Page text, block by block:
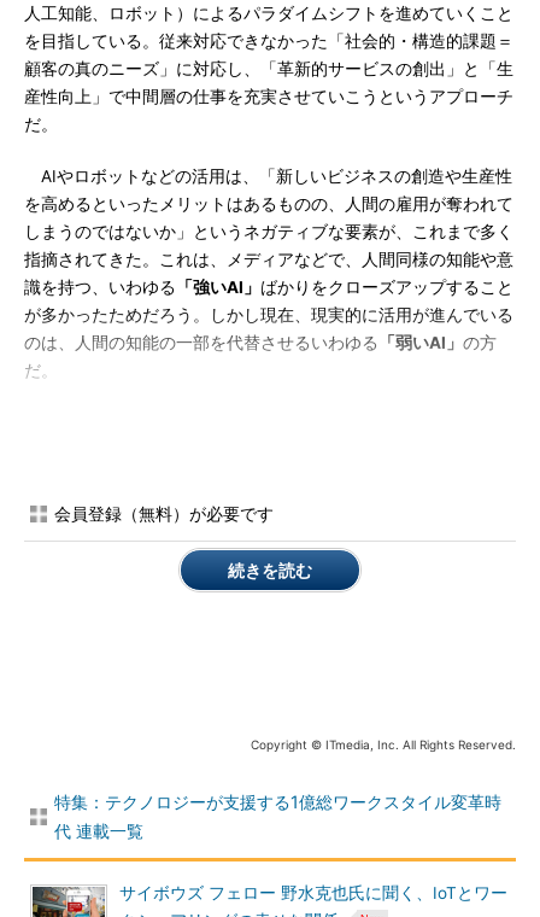
人工知能、ロボット）によるパラダイムシフトを進めていくこと
を目指している。従来対応できなかった「社会的・構造的課題＝
顧客の真のニーズ」に対応し、「革新的サービスの創出」と「生
産性向上」で中間層の仕事を充実させていこうというアプローチ
だ。
AIやロボットなどの活用は、「新しいビジネスの創造や生産性
を高めるといったメリットはあるものの、人間の雇用が奪われて
しまうのではないか」というネガティブな要素が、これまで多く
指摘されてきた。これは、メディアなどで、人間同様の知能や意
識を持つ、いわゆる 「強いAI」 ばかりをクローズアップすること
が多かったためだろう。しかし現在、現実的に活用が進んでいる
のは、人間の知能の一部を代替させるいわゆる
「弱いAI」 の方
だ。
ンジニアはどう変わるのか？
現実的に活用が進んでいくのは「弱いAI」の方なので、今後
は、「人間は、AIを活用してワークスタイルそのものを変えてい
シンによる人間のキャリアの変化について、次のような予測を発
会員登録（無料）が必要です
続きを読む
Copyright © ITmedia, Inc. All Rights Reserved.
特集：テクノロジーが支援する1億総ワークスタイル変革時
代 連載一覧
サイボウズ フェロー 野水克也氏に聞く、IoTとワー